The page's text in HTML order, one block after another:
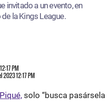
invitado a un evento, en
la Kings League.
PM
12:17 PM
solo “busca pasársela